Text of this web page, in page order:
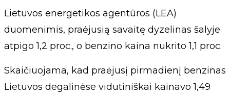
Lietuvos energetikos agentūros (LEA)
duomenimis, praėjusią savaitę dyzelinas šalyje
atpigo 1,2 proc., o benzino kaina nukrito 1,1 proc.
Skaičiuojama, kad praėjusį pirmadienį benzinas
Lietuvos degalinėse vidutiniškai kainavo 1,49